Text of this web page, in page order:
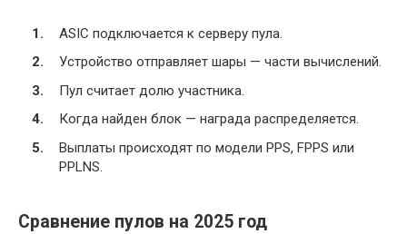
ASIC подключается к серверу пула.
Устройство отправляет шары — части вычислений.
Пул считает долю участника.
Когда найден блок — награда распределяется.
Выплаты происходят по модели PPS, FPPS или
PPLNS.
Сравнение пулов на 2025 год